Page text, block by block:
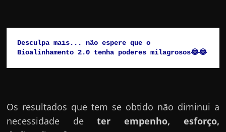
Desculpa mais... não espere que o
Bioalinhamento 2.0 tenha poderes milagrosos😂😂
Os resultados que tem se obtido não diminui a
necessidade deter empenho, esforço,